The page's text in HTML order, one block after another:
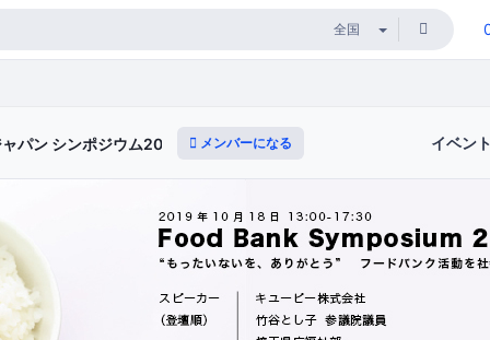
パン シンポジウム2019 メンバーになる イベン